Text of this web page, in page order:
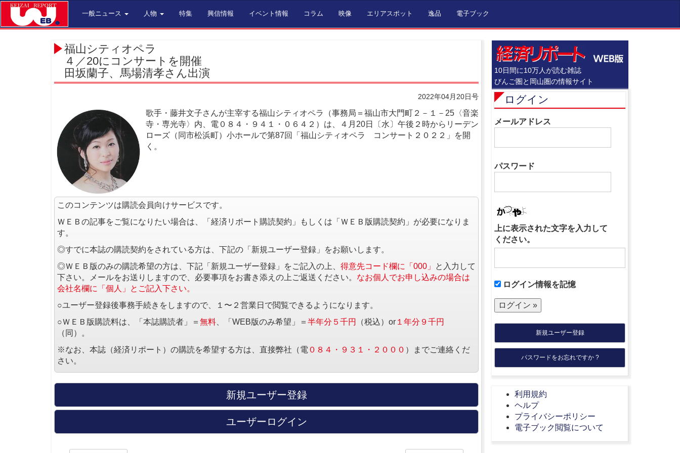
一般ニュース 人物 特集 興信情報 イベント情報 コラム 映像 エリアスポット 逸品 電子ブック
福山シティオペラ
４／20にコンサートを開催
田坂蘭子、馬場清孝さん出演
2022年04月20日号
歌手・藤井文子さんが主宰する福山シティオペラ（事務局＝福山市大門町２－１－25〈音楽
寺・専光寺〉内、電０８４・９４１・０６４２）は、４月20日〔水〕午後２時からリーデン
ローズ（同市松浜町）小ホールで第87回「福山シティオペラ コンサート２０２２」を開
く。
このコンテンツは購読会員向けサービスです。
ＷＥＢの記事をご覧になりたい場合は、「経済リポート購読契約」もしくは「ＷＥＢ版購読契約」が必要になりま
す。
◎すでに本誌の購読契約をされている方は、下記の「新規ユーザー登録」をお願いします。
◎ＷＥＢ版のみの購読希望の方は、下記「新規ユーザー登録」をご記入の上、 得意先コード欄に「000」
と入力して
下さい。メールをお送りしますので、必要事項をお書き添えの上ご返送ください。 なお個人でお申し込みの場合は
会社名欄に「個人」とご記入下さい。
○ユーザー登録後事務手続きをしますので、１〜２営業日で閲覧できるようになります。
○ＷＥＢ版購読料は、「本誌購読者」＝ 無料 、「WEB版のみ希望」＝ 半年分５千円 （税込）or １年分９千円
（同）。
※なお、本誌（経済リポート）の購読を希望する方は、直接弊社（電 ０８４・９３１・２０００ ）までご連絡くだ
さい。
新規ユーザー登録
ユーザーログイン
10日間に10万人が読む雑誌
びんご圏と岡山圏の情報サイト
ログイン
メールアドレス
パスワード
上に表示された文字を入力して
ください。
ログイン情報を記憶
新規ユーザー登録
パスワードをお忘れですか ?
利用規約
ヘルプ
プライバシーポリシー
電子ブック閲覧について